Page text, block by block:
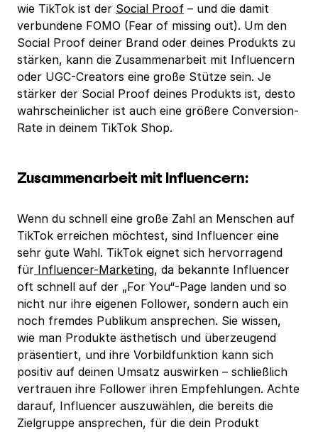
wie TikTok ist der Social Proof – und die damit
verbundene FOMO (Fear of missing out). Um den
Social Proof deiner Brand oder deines Produkts zu
stärken, kann die Zusammenarbeit mit Influencern
oder UGC-Creators eine große Stütze sein. Je
stärker der Social Proof deines Produkts ist, desto
wahrscheinlicher ist auch eine größere Conversion-
Rate in deinem TikTok Shop.
Zusammenarbeit mit Influencern:
Wenn du schnell eine große Zahl an Menschen auf
TikTok erreichen möchtest, sind Influencer eine
sehr gute Wahl. TikTok eignet sich hervorragend
für Influencer-Marketing, da bekannte Influencer
oft schnell auf der „For You“-Page landen und so
nicht nur ihre eigenen Follower, sondern auch ein
noch fremdes Publikum ansprechen. Sie wissen,
wie man Produkte ästhetisch und überzeugend
präsentiert, und ihre Vorbildfunktion kann sich
positiv auf deinen Umsatz auswirken – schließlich
vertrauen ihre Follower ihren Empfehlungen. Achte
darauf, Influencer auszuwählen, die bereits die
Zielgruppe ansprechen, für die dein Produkt